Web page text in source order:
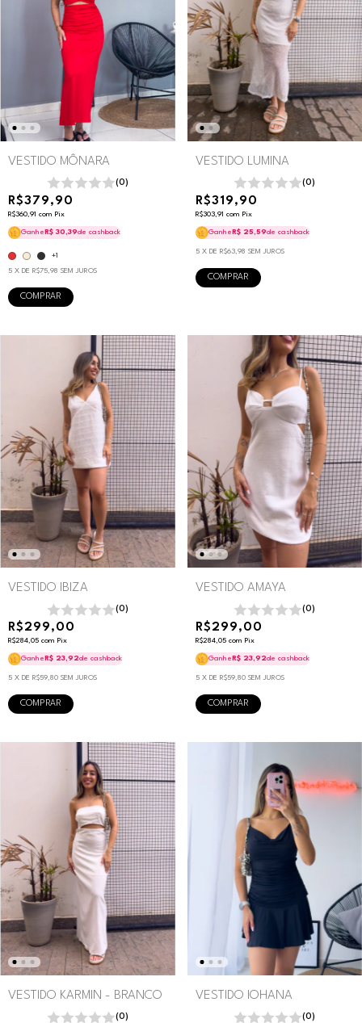
VESTIDO MÔNARA
(0)
R$379,90
R$360,91 com Pix
Ganhe R$ 30,39de cashback
+1
5 X DE R$75,98 SEM JUROS
COMPRAR
VESTIDO LUMINA
(0)
R$319,90
R$303,91 com Pix
Ganhe R$ 25,59de cashback
5 X DE R$63,98 SEM JUROS
COMPRAR
VESTIDO IBIZA
(0)
R$299,00
R$284,05 com Pix
Ganhe R$ 23,92de cashback
5 X DE R$59,80 SEM JUROS
COMPRAR
VESTIDO AMAYA
(0)
R$299,00
R$284,05 com Pix
Ganhe R$ 23,92de cashback
5 X DE R$59,80 SEM JUROS
COMPRAR
VESTIDO KARMIN - BRANCO
(0)
VESTIDO IOHANA
(0)